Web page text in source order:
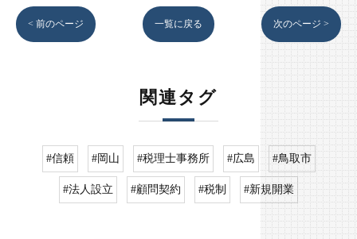
< 前のページ 一覧に戻る 次のページ >
関連タグ
#信頼 #岡山 #税理士事務所 #広島 #鳥取市
#法人設立 #顧問契約 #税制 #新規開業